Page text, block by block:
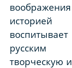
русским
творческую